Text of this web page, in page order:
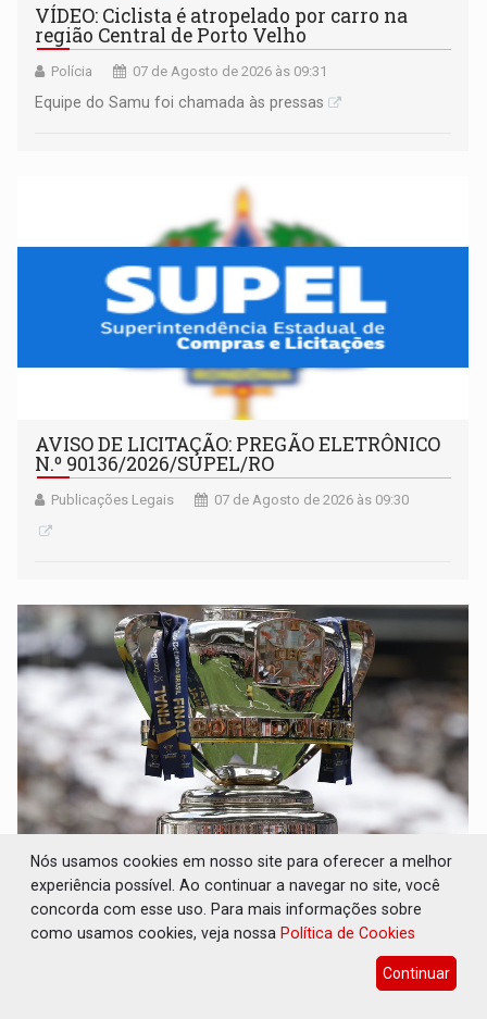
VÍDEO: Ciclista é atropelado por carro na
região Central de Porto Velho
Polícia 07 de Agosto de 2026 às 09:31
Equipe do Samu foi chamada às pressas
AVISO DE LICITAÇÃO: PREGÃO ELETRÔNICO
N.º 90136/2026/SUPEL/RO
Publicações Legais 07 de Agosto de 2026 às 09:30
FUTEBOL: Confira classificados e detalhes do
sorteio da Copa do Brasil 2026
Esporte 07 de Agosto de 2026 às 09:24
Competição mata-mata entra nas fases finais, com oito
times ainda vivos pelo sonho de erguer a taça nacional ao
Nós usamos cookies em nosso site para oferecer a melhor
experiência possível. Ao continuar a navegar no site, você
concorda com esse uso. Para mais informações sobre
como usamos cookies, veja nossa Política de Cookies
Continuar